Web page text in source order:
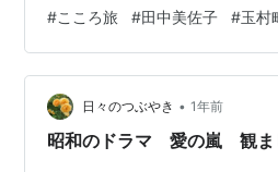
送されている「にっぽん縦断 こ
から楽しみに見ています。初代
わる二代目は田中美佐子さん、
いですね。 今週2回目は群馬県玉
景色が映され家族で「ああ、あそ
#こころ旅 #田中美佐子 #玉村
日々のつぶやき • 1年前
昭和のドラマ 愛の嵐 観ま